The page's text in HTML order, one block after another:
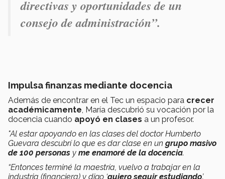
directivas y oportunidades de un
consejo de administración”.
Impulsa finanzas mediante docencia
Además de encontrar en el Tec un espacio para crecer
académicamente, María descubrió su vocación por la
docencia cuando apoyó en clases a un profesor.
"Al estar apoyando en las clases del doctor Humberto
Guevara descubrí lo que es dar clase en un grupo masivo
de 100 personas y me enamoré de la docencia.
“Entonces terminé la maestría, vuelvo a trabajar en la
industria (financiera) y digo ‘quiero seguir estudiando’.